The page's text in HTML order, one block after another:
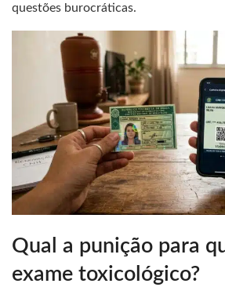
questões burocráticas.
Qual a punição para
exame toxicológico?